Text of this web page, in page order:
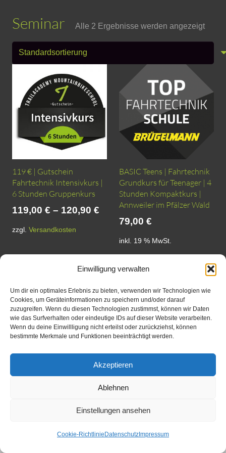
Einwilligung verwalten
Um dir ein optimales Erlebnis zu bieten, verwenden wir Technologien wie
Cookies, um Geräteinformationen zu speichern und/oder darauf
zuzugreifen. Wenn du diesen Technologien zustimmst, können wir Daten
wie das Surfverhalten oder eindeutige IDs auf dieser Website verarbeiten.
Wenn du deine Einwillligung nicht erteilst oder zurückziehst, können
bestimmte Merkmale und Funktionen beeinträchtigt werden.
Akzeptieren
Ablehnen
Einstellungen ansehen
Cookie-Richtlinie Datenschutz Impressum
Seminar Alle 2 Ergebnisse werden angezeigt
119 € | Gutschein
Fahrtechnik Intensivkurs |
6 Stunden Gruppenkurs
119,00 € – 120,90 €
zzgl. Versandkosten
weist
mehrere
Varianten
auf.
Die
können
auf
der
gewählt
werden
BASIC Teens | Fahrtechnik
Grundkurs für Teenager | 4
Stunden Kompaktkurs |
Annweiler im Pfälzer Wald
79,00 €
inkl. 19 % MwSt.